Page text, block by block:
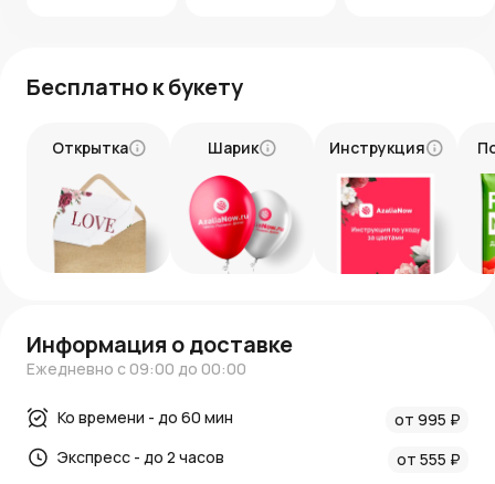
Бесплатно к букету
Открытка Шарик Инструкция
Информация о доставке
Ежедневно с 09:00 до 00:00
Ко времени - до 60 мин
от 995 ₽
Экспресс - до 2 часов
от 555 ₽